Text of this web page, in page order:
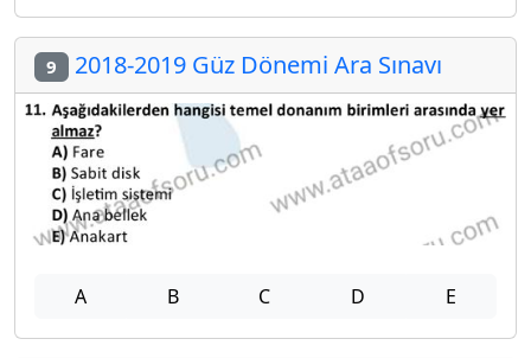
9 2018-2019 Güz Dönemi Ara Sınavı
A B C D E